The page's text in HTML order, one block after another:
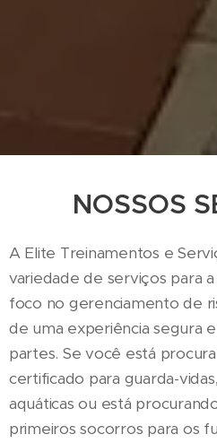
NOSSOS
A Elite Treinamentos e
variedade de serviços para
foco no gerenciamento de
de uma experiência segura
partes. Se você está
certificado para guarda-
aquáticas ou está
primeiros socorros para os